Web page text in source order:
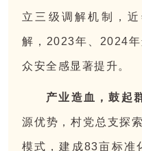
立三级调解机制，
解，2023年、2024年
众安全感显著提升。
产业造血，鼓起
源优势，村党总支探
模式，建成83亩标准